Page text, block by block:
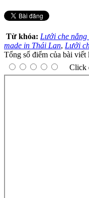
Từ khóa: Lưới che
made in Thái Lan, Lưới
Tổng số điểm của bài viết
Click